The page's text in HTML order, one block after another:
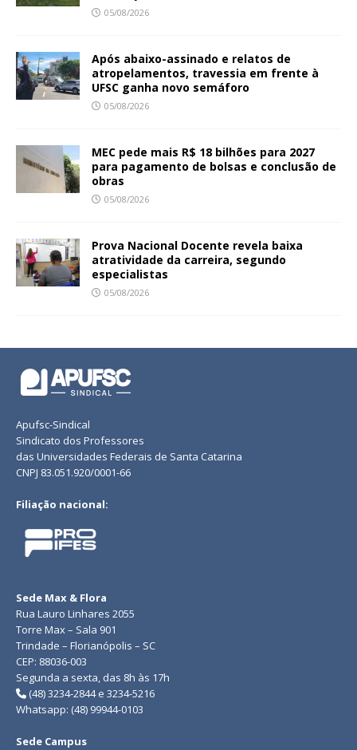
05/08/2026
Após abaixo-assinado e relatos de
atropelamentos, travessia em frente à
UFSC ganha novo semáforo
05/08/2026
MEC pede mais R$ 18 bilhões para 2027
para pagamento de bolsas e conclusão de
obras
05/08/2026
Prova Nacional Docente revela baixa
atratividade da carreira, segundo
especialistas
05/08/2026
Apufsc-Sindical
Sindicato dos Professores
das Universidades Federais de Santa Catarina
CNPJ 83.051.920/0001-66
Filiação nacional:
Sede Max & Flora
Rua Lauro Linhares 2055
Torre Max – Sala 901
Trindade – Florianópolis – SC
CEP: 88036-003
Segunda a sexta, das 8h às 17h
(48) 3234-2844 e 3234-5216
Whatsapp: (48) 99944-0103
Sede Campus